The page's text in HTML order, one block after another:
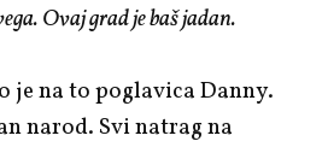
Ovaj grad je baš jadan.
je na to poglavica Danny.
narod. Svi natrag na